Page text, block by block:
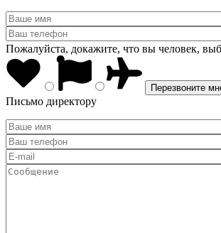
Пожалуйста, докажите, что вы человек,
Письмо директору